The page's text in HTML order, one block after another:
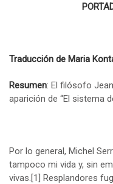
Traducción de Maria
Resumen: El filósofo
aparición de “El sistema
Por lo general, Michel
tampoco mi vida y, sin
vivas.[1] Resplandores